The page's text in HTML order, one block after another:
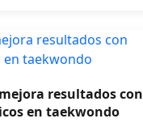
resultados con
en taekwondo